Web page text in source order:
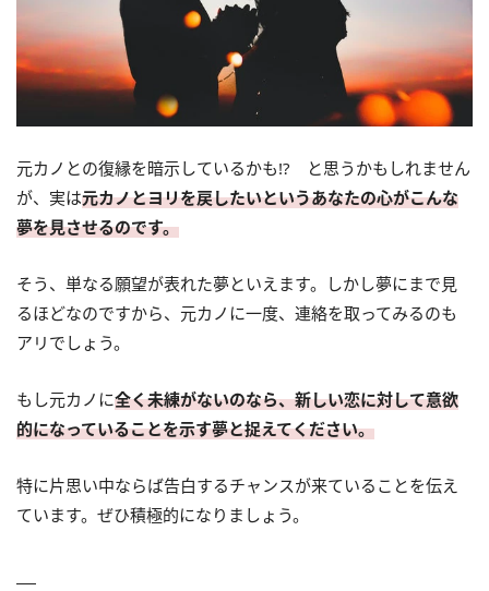
元カノとの復縁を暗示しているかも!? と思うかもしれません
が、実は元カノとヨリを戻したいというあなたの心がこんな
夢を見させるのです。
そう、単なる願望が表れた夢といえます。しかし夢にまで見
るほどなのですから、元カノに一度、連絡を取ってみるのも
アリでしょう。
もし元カノに全く未練がないのなら、新しい恋に対して意欲
的になっていることを示す夢と捉えてください。
特に片思い中ならば告白するチャンスが来ていることを伝え
ています。ぜひ積極的になりましょう。